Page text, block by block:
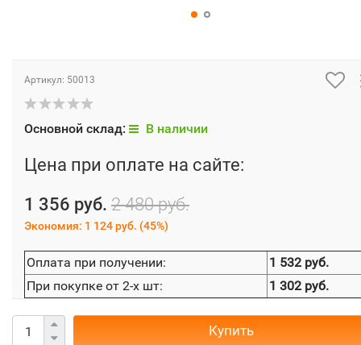
Артикул: 50013
Основной склад: В наличии
Цена при оплате на сайте:
1 356 руб. 2 480 руб.
Экономия: 1 124 руб. (45%)
Оплата при получении:
1 532 руб.
При покупке от 2-х шт:
1 302 руб.
Купить